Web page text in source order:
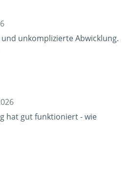
und unkomplizierte Abwicklung.
hat gut funktioniert - wie